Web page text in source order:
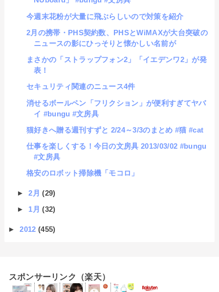
今週末花粉が大量に飛ぶらしいので対策を紹介
2月の携帯・PHS契約数、PHSとWiMAXが大台突破の
ニュースの影にひっそりと懐かしい名前が
まさかの「ストラップフォン2」「イエデンワ2」が発
表！
セキュリティ関連のニュース4件
消せるボールペン「フリクション」が便利すぎてヤバ
イ #bungu #文房具
猫好きへ贈る週刊すずと 2/24～3/3のまとめ #猫 #cat
仕事を楽しくする！今日の文房具 2013/03/02 #bungu
#文房具
格安のロボット掃除機「モコロ」
►2月(29)
► 1月(32)
►2012(455)
スポンサーリンク（楽天）